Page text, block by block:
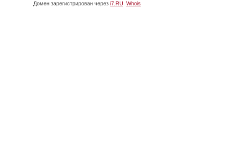
Домен зарегистрирован через i7.RU Whois